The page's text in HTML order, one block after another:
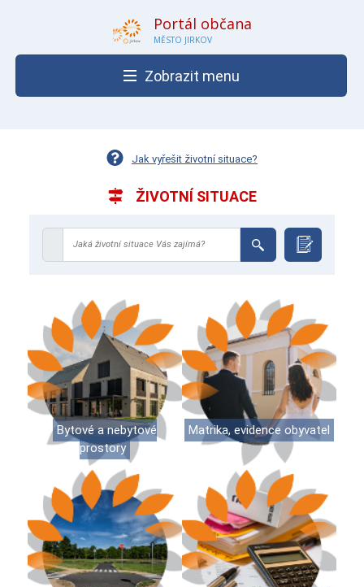
Portál občana
MĚSTO JIRKOV
Zobrazit menu
Jak vyřešit životní situace?
ŽIVOTNÍ SITUACE
Jaká životní situace Vás zajímá?
Bytové a nebytové
prostory
Matrika, evidence obyvatel